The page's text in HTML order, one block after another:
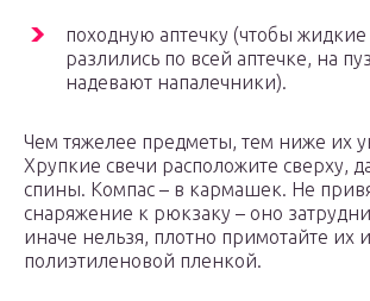
походную аптечку (чтобы жидкие
разлились по всей аптечке, на
надевают напалечники).
Чем тяжелее предметы, тем ниже их
Хрупкие свечи расположите сверху,
спины. Компас – в кармашек. Не
снаряжение к рюкзаку – оно
иначе нельзя, плотно примотайте их
полиэтиленовой пленкой.